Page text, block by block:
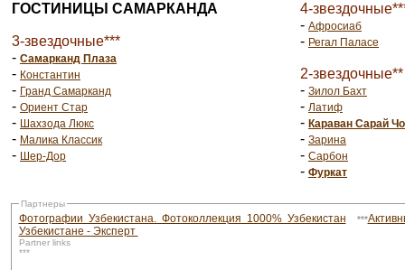
ГОСТИНИЦЫ САМАРКАНДА
3-звездочные***
- Самарканд Плаза
- Константин
- Гранд Самарканд
- Ориент Стар
- Шахзода Люкс
- Малика Классик
- Шер-Дор
4-
- Афросиаб
- Регал Паласе
2-звездочные**
- Зилол Бахт
- Латиф
- Караван Сарай
- Зарина
- Сарбон
- Фуркат
Партнеры
Фотографии Узбекистана. Фотоколлекция 1000% Узбекистан ***
Узбекистане - Эксперт
Partner links
***